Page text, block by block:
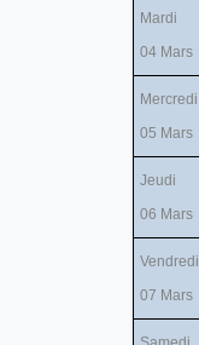
Mardi
04 Mars
Mercredi
05 Mars
Jeudi
06 Mars
Vendredi
07 Mars